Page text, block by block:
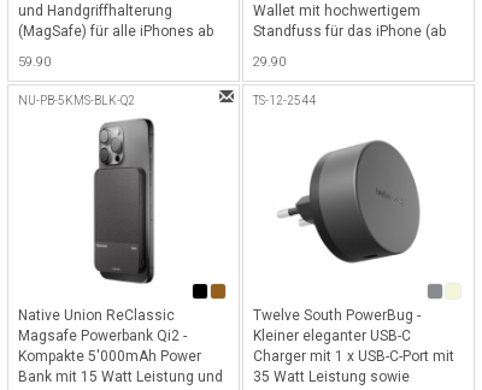
und Handgriffhalterung
(MagSafe) für alle iPhones ab
weiteren Smartphones mit
Magentic Sticker (im
herausziehbarer Länge von bis
zu 75cm & Bluetooth-
Fernbedienung - Midnight
59.90
Wallet mit hochwertigem
Standfuss für das iPhone (ab
durch freihändige Nutzung und
einfachen Zugriff auf Ihre
29.90
NU-PB-5KMS-BLK-Q2
Native Union ReClassic
Magsafe Powerbank Qi2 -
Kompakte 5'000mAh Power
Bank mit 15 Watt Leistung und
TS-12-2544
Twelve South PowerBug -
Kleiner eleganter USB-C
Charger mit 1 x USB-C-Port mit
35 Watt Leistung sowie